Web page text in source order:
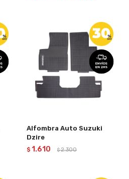
Alfombra Auto Suzuki
Dzire
$ 1.610 $ 2.300